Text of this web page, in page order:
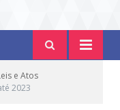
e Atos
2023